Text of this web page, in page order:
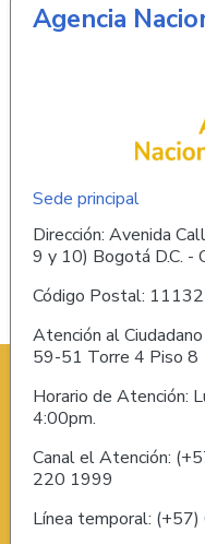
Agencia
Sede principal
Dirección: Avenida
9 y 10) Bogotá D.C. -
Código Postal:
Atención al
59-51 Torre 4 Piso 8
Horario de Atención:
4:00pm.
Canal el Atención:
220 1999
Línea temporal: